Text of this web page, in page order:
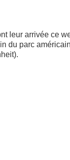
leur arrivée ce
du parc